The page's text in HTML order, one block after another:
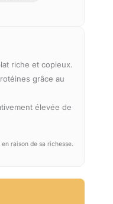
riche et copieux.
grâce au
élevée de
raison de sa richesse.